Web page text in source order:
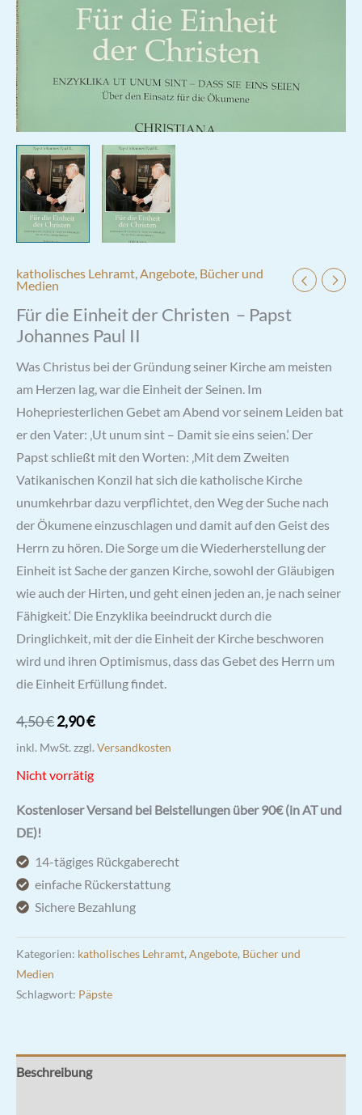
katholisches Lehramt Angebote Bücher und
Medien
Für die Einheit der Christen – Papst
Johannes Paul II
Was Christus bei der Gründung seiner Kirche am meisten
am Herzen lag, war die Einheit der Seinen. Im
Hohepriesterlichen Gebet am Abend vor seinem Leiden bat
er den Vater: ‚Ut unum sint – Damit sie eins seien.‘ Der
Papst schließt mit den Worten: ‚Mit dem Zweiten
Vatikanischen Konzil hat sich die katholische Kirche
unumkehrbar dazu verpflichtet, den Weg der Suche nach
der Ökumene einzuschlagen und damit auf den Geist des
Herrn zu hören. Die Sorge um die Wiederherstellung der
Einheit ist Sache der ganzen Kirche, sowohl der Gläubigen
wie auch der Hirten, und geht einen jeden an, je nach seiner
Fähigkeit.‘ Die Enzyklika beeindruckt durch die
Dringlichkeit, mit der die Einheit der Kirche beschworen
wird und ihren Optimismus, dass das Gebet des Herrn um
die Einheit Erfüllung findet.
4,50€Ursprünglicher
Preis
war:
2,90€Aktueller
Preis
inkl. MwSt. zzgl. Versandkosten
Nicht vorrätig
Kostenloser Versand bei Beistellungen über 90€ (in AT und
DE)!
14-tägiges Rückgaberecht
einfache Rückerstattung
Sichere Bezahlung
Kategorien: katholisches Lehramt, Angebote, Bücher und
Medien
Schlagwort: Päpste
Beschreibung